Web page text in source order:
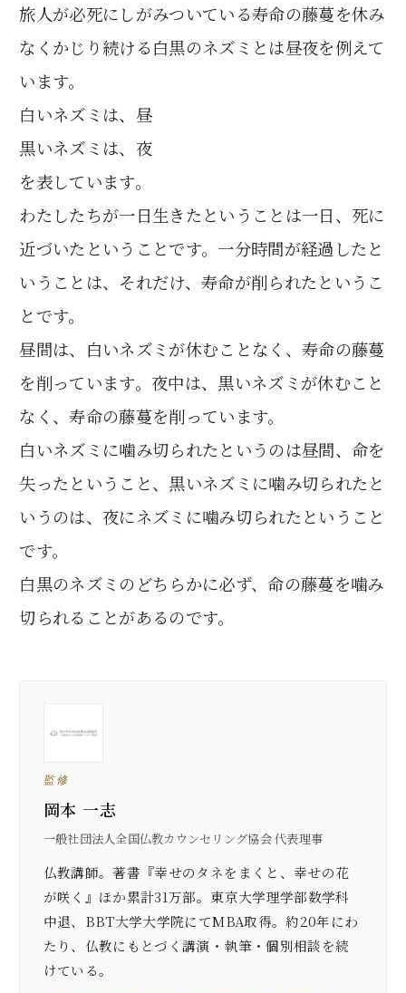
旅人が必死にしがみついている寿命の藤蔓を休み
なくかじり続ける白黒のネズミとは昼夜を例えて
います。
白いネズミは、昼
黒いネズミは、夜
を表しています。
わたしたちが一日生きたということは一日、死に
近づいたということです。一分時間が経過したと
いうことは、それだけ、寿命が削られたというこ
とです。
昼間は、白いネズミが休むことなく、寿命の藤蔓
を削っています。夜中は、黒いネズミが休むこと
なく、寿命の藤蔓を削っています。
白いネズミに噛み切られたというのは昼間、命を
失ったということ、黒いネズミに噛み切られたと
いうのは、夜にネズミに噛み切られたということ
です。
白黒のネズミのどちらかに必ず、命の藤蔓を噛み
切られることがあるのです。
監修
岡本 一志
一般社団法人全国仏教カウンセリング協会 代表理事
仏教講師。著書『幸せのタネをまくと、幸せの花
が咲く』ほか累計31万部。東京大学理学部数学科
中退、BBT大学大学院にてMBA取得。約20年にわ
たり、仏教にもとづく講演・執筆・個別相談を続
けている。